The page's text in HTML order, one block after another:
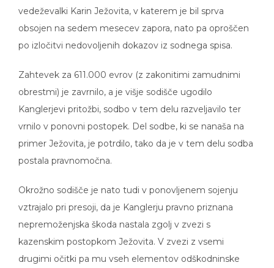
vedeževalki Karin Ježovita, v katerem je bil sprva
obsojen na sedem mesecev zapora, nato pa oproščen
po izločitvi nedovoljenih dokazov iz sodnega spisa.
Zahtevek za 611.000 evrov (z zakonitimi zamudnimi
obrestmi) je zavrnilo, a je višje sodišče ugodilo
Kanglerjevi pritožbi, sodbo v tem delu razveljavilo ter
vrnilo v ponovni postopek. Del sodbe, ki se nanaša na
primer Ježovita, je potrdilo, tako da je v tem delu sodba
postala pravnomočna.
Okrožno sodišče je nato tudi v ponovljenem sojenju
vztrajalo pri presoji, da je Kanglerju pravno priznana
nepremoženjska škoda nastala zgolj v zvezi s
kazenskim postopkom Ježovita. V zvezi z vsemi
drugimi očitki pa mu vseh elementov odškodninske